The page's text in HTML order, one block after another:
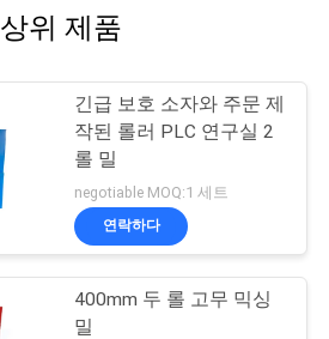
상위 제품
긴급 보호 소자와 주문 제
작된 롤러 PLC 연구실 2
롤 밀
negotiable MOQ:1 세트
연락하다
400mm 두 롤 고무 믹싱
밀